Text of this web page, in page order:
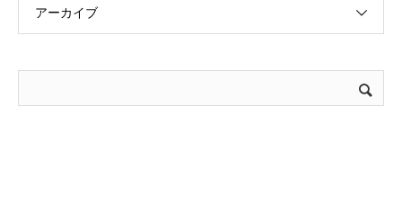
アーカイブ